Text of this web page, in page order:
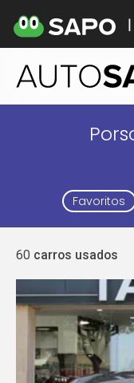
Favoritos
60 carros usados